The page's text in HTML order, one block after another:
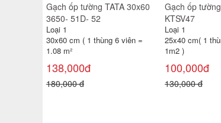
Gạch ốp tường TATA 30x60
3650- 51D- 52
Loại 1
30x60 cm ( 1 thùng 6 viên =
1.08 m²
138,000đ
180,000 đ
Gạch ốp
KTSV47
Loại 1
25x40 cm( 1
1m2 )
100,000đ
130,000 đ